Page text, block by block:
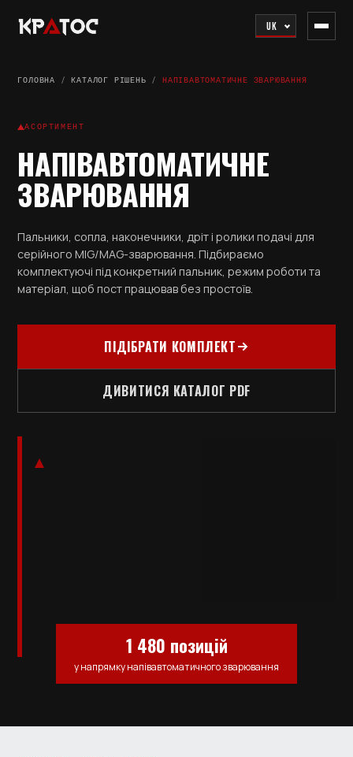
UK
ГОЛОВНА /КАТАЛОГ РІШЕНЬ /НАПІВАВТОМАТИЧНЕ ЗВАРЮВАННЯ
АСОРТИМЕНТ
НАПІВАВТОМАТИЧНЕ
ЗВАРЮВАННЯ
Пальники, сопла, наконечники, дріт і ролики подачі для
серійного MIG/MAG-зварювання. Підбираємо
комплектуючі під конкретний пальник, режим роботи та
матеріал, щоб пост працював без простоїв.
ПІДІБРАТИ КОМПЛЕКТ
ДИВИТИСЯ КАТАЛОГ PDF
1 480 позицій
у напрямку напівавтоматичного зварювання